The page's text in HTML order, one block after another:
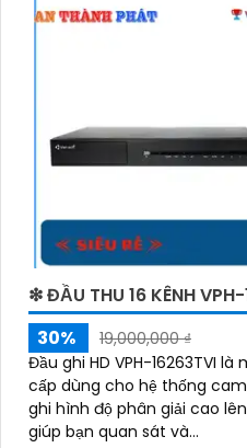
❇ ĐẦU THU 16 KÊNH
30%
19,000,000 ₫
Đầu ghi HD VPH-16263TVI
cấp dùng cho hệ thống camera
ghi hình độ phân giải cao
giúp bạn quan sát và...